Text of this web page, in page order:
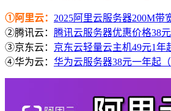
①阿里云： 2025阿里云服务器200M带
②腾讯云： 腾讯云服务器优惠价格38
③京东云： 京东云轻量云主机49元1年
④华为云： 华为云服务器38元一年起